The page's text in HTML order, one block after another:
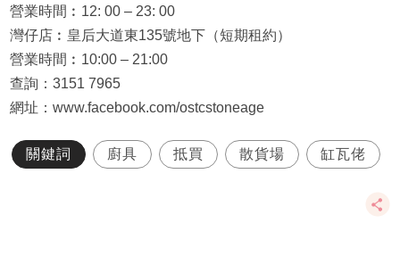
營業時間︰12: 00 – 23: 00
灣仔店︰皇后大道東135號地下（短期租約）
營業時間︰10:00 – 21:00
查詢：3151 7965
網址：www.facebook.com/ostcstoneage
關鍵詞 廚具 抵買 散貨場 缸瓦佬